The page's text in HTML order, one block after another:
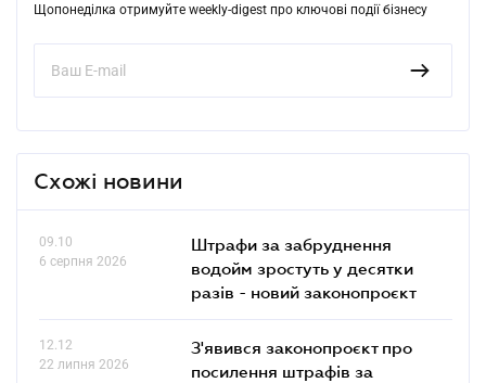
Щопонеділка отримуйте weekly-digest про ключові події бізнесу
Схожі новини
09.10
6 серпня 2026
Штрафи за забруднення
водойм зростуть у десятки
разів - новий законопроєкт
12.12
22 липня 2026
З'явився законопроєкт про
посилення штрафів за